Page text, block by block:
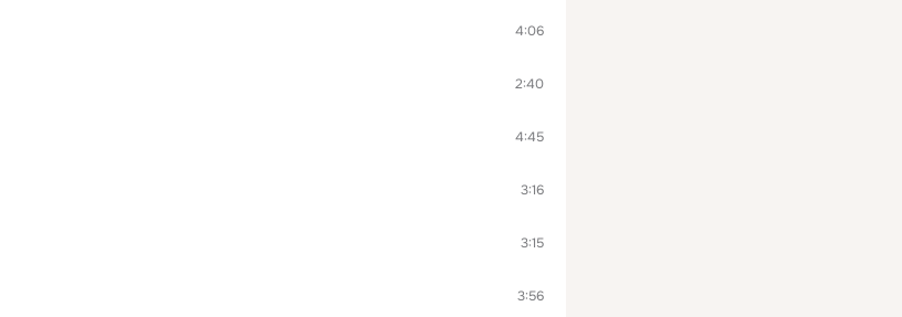
4:06
2:40
4:45
3:16
3:15
3:56